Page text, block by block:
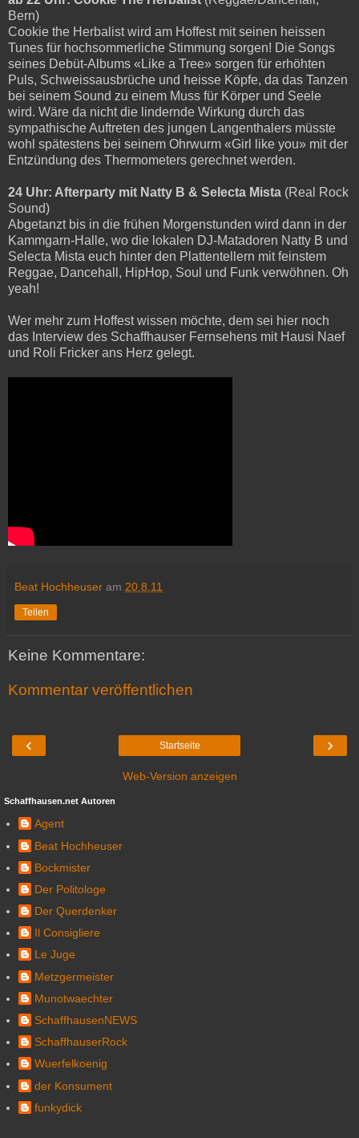
Bern)
Cookie the Herbalist wird am Hoffest mit seinen heissen
Tunes für hochsommerliche Stimmung sorgen! Die Songs
seines Debüt-Albums «Like a Tree» sorgen für erhöhten
Puls, Schweissausbrüche und heisse Köpfe, da das Tanzen
bei seinem Sound zu einem Muss für Körper und Seele
wird. Wäre da nicht die lindernde Wirkung durch das
sympathische Auftreten des jungen Langenthalers müsste
wohl spätestens bei seinem Ohrwurm «Girl like you» mit der
Entzündung des Thermometers gerechnet werden.
24 Uhr: Afterparty mit Natty B & Selecta Mista (Real Rock
Sound)
Abgetanzt bis in die frühen Morgenstunden wird dann in der
Kammgarn-Halle, wo die lokalen DJ-Matadoren Natty B und
Selecta Mista euch hinter den Plattentellern mit feinstem
Reggae, Dancehall, HipHop, Soul und Funk verwöhnen. Oh
yeah!
Wer mehr zum Hoffest wissen möchte, dem sei hier noch
das Interview des Schaffhauser Fernsehens mit Hausi Naef
und Roli Fricker ans Herz gelegt.
Beat Hochheuser am 20.8.11
Teilen
Keine Kommentare:
Kommentar veröffentlichen
‹ ›
Startseite
Web-Version anzeigen
Schaffhausen.net Autoren
Agent
Beat Hochheuser
Bockmister
Der Politologe
Der Querdenker
Il Consigliere
Le Juge
Metzgermeister
Munotwaechter
SchaffhausenNEWS
SchaffhauserRock
Wuerfelkoenig
der Konsument
funkydick